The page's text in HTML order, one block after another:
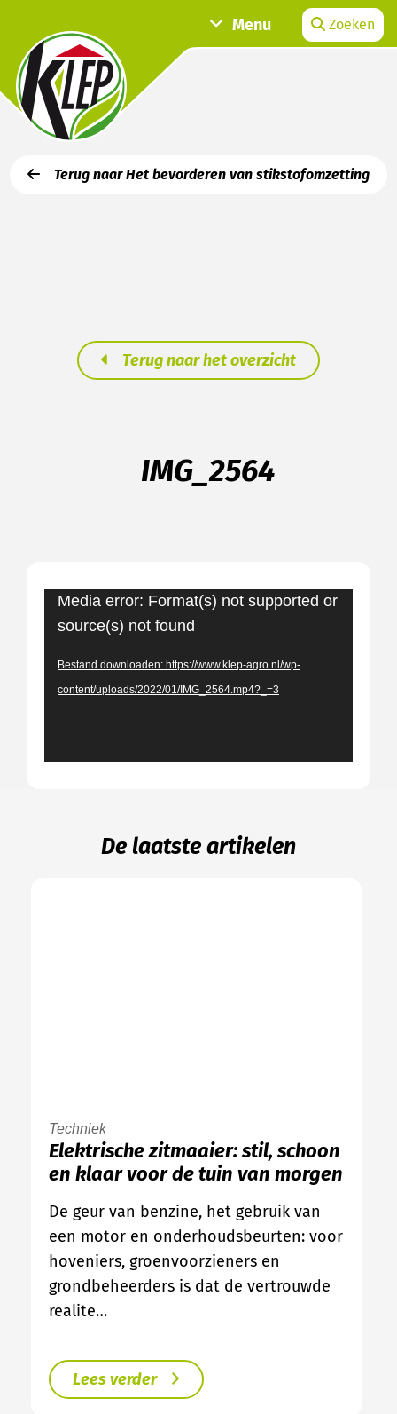
Menu Zoeken
Terug naar Het bevorderen van stikstofomzetting
Terug naar het overzicht
IMG_2564
Videospeler
Media error: Format(s) not supported or
source(s) not found
Bestand downloaden: https://www.klep-agro.nl/wp-
content/uploads/2022/01/IMG_2564.mp4?_=3
De laatste artikelen
Techniek
Elektrische zitmaaier: stil, schoon
en klaar voor de tuin van morgen
De geur van benzine, het gebruik van
een motor en onderhoudsbeurten: voor
hoveniers, groenvoorzieners en
grondbeheerders is dat de vertrouwde
realite…
Lees verder